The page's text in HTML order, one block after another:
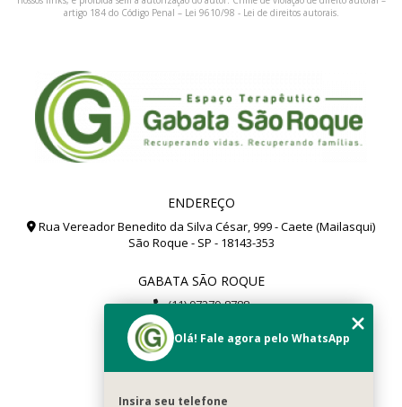
artigo 184 do Código Penal – Lei 9610/98 - Lei de direitos autorais.
ENDEREÇO
Rua Vereador Benedito da Silva César, 999 - Caete (Mailasqui)
São Roque - SP - 18143-353
GABATA SÃO ROQUE
(11) 97279-8788
(11) 99112-8504
gabata@gabata.com.br
Olá! Fale agora pelo WhatsApp
Insira seu telefone